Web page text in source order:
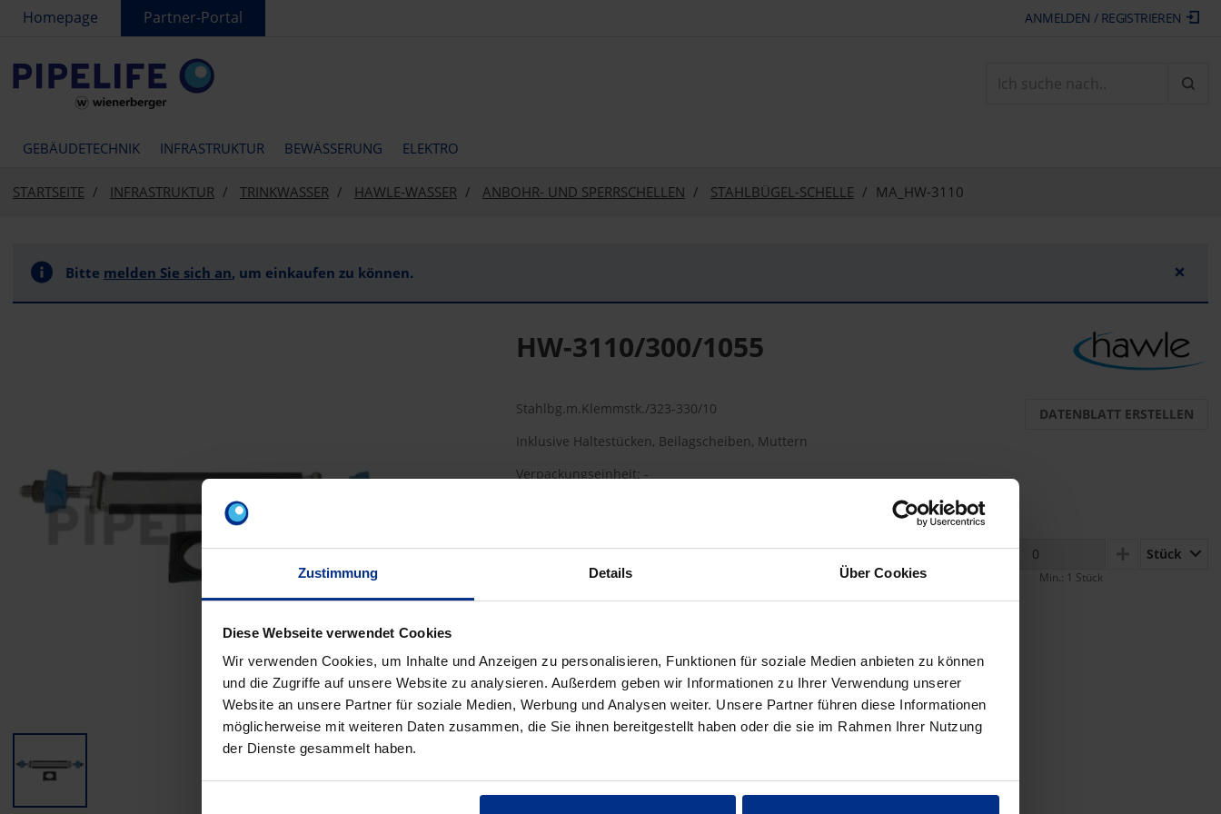
Zustimmung Details Über Cookies
Diese Webseite verwendet Cookies
Wir verwenden Cookies, um Inhalte und Anzeigen zu personalisieren, Funktionen für soziale Medien anbieten zu können
und die Zugriffe auf unsere Website zu analysieren. Außerdem geben wir Informationen zu Ihrer Verwendung unserer
Website an unsere Partner für soziale Medien, Werbung und Analysen weiter. Unsere Partner führen diese Informationen
möglicherweise mit weiteren Daten zusammen, die Sie ihnen bereitgestellt haben oder die sie im Rahmen Ihrer Nutzung
der Dienste gesammelt haben.
text.skipToContent
text.skipToNavigation
Homepage Partner-Portal ANMELDEN / REGISTRIEREN
GEBÄUDETECHNIK INFRASTRUKTUR BEWÄSSERUNG ELEKTRO
STARTSEITE INFRASTRUKTUR TRINKWASSER HAWLE-WASSER ANBOHR- UND SPERRSCHELLEN STAHLBÜGEL-SCHELLE MA_HW-3110
Bitte melden Sie sich an, um einkaufen zu können. ×
HW-3110/300/1055
Stahlbg.m.Klemmstk./323-330/10
Inklusive Haltestücken, Beilagscheiben, Muttern
Verpackungseinheit: -
DATENBLATT ERSTELLEN
HW-3110/300/1055 PLUSStück
Min.: 1 Stück
pro 1 Stück (exkl. Mwst.) Code